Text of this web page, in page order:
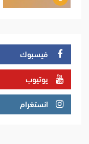
فيسبوك
يوتيوب
انستغرام